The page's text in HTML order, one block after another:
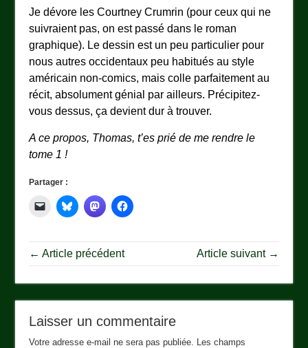
Je dévore les Courtney Crumrin (pour ceux qui ne
suivraient pas, on est passé dans le roman
graphique). Le dessin est un peu particulier pour
nous autres occidentaux peu habitués au style
américain non-comics, mais colle parfaitement au
récit, absolument génial par ailleurs. Précipitez-
vous dessus, ça devient dur à trouver.
A ce propos, Thomas, t’es prié de me rendre le
tome 1 !
Partager :
← Article précédent Article suivant →
Laisser un commentaire
Votre adresse e-mail ne sera pas publiée. Les champs